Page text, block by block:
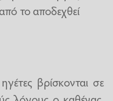
το αποδεχθεί
βρίσκονται σε